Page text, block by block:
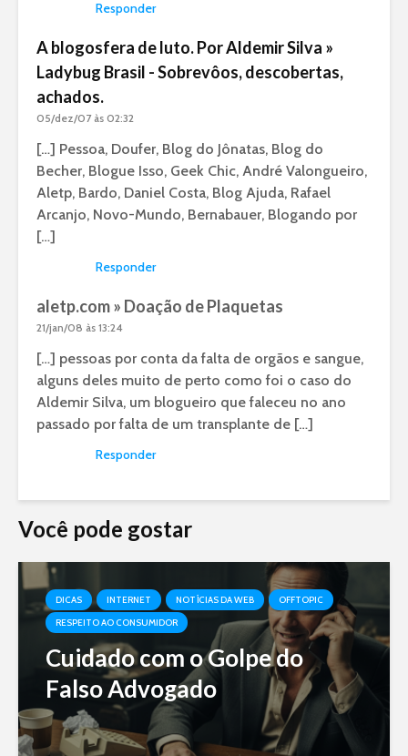
Responder
A blogosfera de luto. Por Aldemir Silva »
Ladybug Brasil - Sobrevôos, descobertas,
achados.
05/dez/07 às 02:32
[…] Pessoa, Doufer, Blog do Jônatas, Blog do
Becher, Blogue Isso, Geek Chic, André Valongueiro,
Aletp, Bardo, Daniel Costa, Blog Ajuda, Rafael
Arcanjo, Novo-Mundo, Bernabauer, Blogando por
[…]
Responder
aletp.com » Doação de Plaquetas
21/jan/08 às 13:24
[…] pessoas por conta da falta de orgãos e sangue,
alguns deles muito de perto como foi o caso do
Aldemir Silva, um blogueiro que faleceu no ano
passado por falta de um transplante de […]
Responder
Você pode gostar
DICAS INTERNET NOTÍCIAS DA WEB
OFFTOPIC
RESPEITO AO CONSUMIDOR
Cuidado com o Golpe do
Falso Advogado